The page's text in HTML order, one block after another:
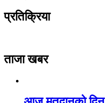
प्रतिक्रिया
ताजा खबर